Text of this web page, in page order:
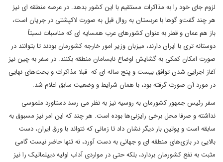
لزوم جای خود را به مذاکرات مستقیم با این کشور بدهد. در عرصه منطقه ای نیز
هر چند گفت‌و گوها با عربستان به روال قبل به صورت لاکپشتی در جریان است،
باز هم عمان و قطر به عنوان کشورهای عرب همسایه ای که مناسبات نسبتاً
دوستانه تری با ایران دارند، میزبان وزیر امور خارجه کشورمان بودند تا بتوانند در
صورت امکان کمکی به گشایش اوضاع نابسامان منطقه بکنند. در سفر به چین نیز
آغاز اجرایی شدن توافق بیست و پنج ساله ای که قبلا مذاکرات و بحث‌های نهایی
در مورد آن صورت گرفته بود، با همان شرایط و وضعیت سابق اعلام شد.
سفر رئیس جمهور کشورمان به روسیه نیز به نظر می رسد دستاورد ملموسی
نداشته و صرفا محل برخی رایزنی‌ها بوده است. هر چند که این امر نیز مسبوق به
سابقه است و پوتین بار دیگر نشان داد تا زمانی که نتواند با ورق ایران، دست
بالایی در بازی‌های منطقه ای و جهانی به دست آورد، نه تنها حاضر نیست گامی
مثبت به نفع کشورمان بردارد، بلکه حتی در مواردی آداب اولیه دیپلماتیک را نیز